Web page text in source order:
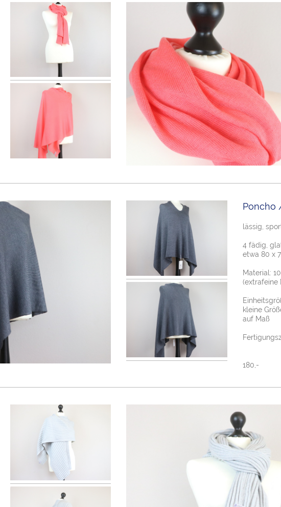
Poncho
lässig,
4 fädig,
etwa 80 x
Material:
(extrafeine
kleine
auf Maß
180,-